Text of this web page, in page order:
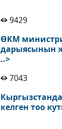
9429
ӨКМ
дарыясынын
..>
7043